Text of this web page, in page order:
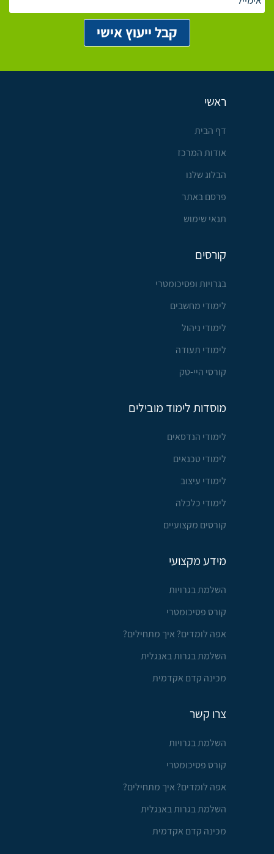
ראשי
דף הבית
אודות המרכז
הבלוג שלנו
פרסם באתר
תנאי שימוש
קורסים
בגרויות ופסיכומטרי
לימודי מחשבים
לימודי ניהול
לימודי תעודה
קורסי היי-טק
מוסדות לימוד מובילים
לימודי הנדסאים
לימודי טכנאים
לימודי עיצוב
לימודי כלכלה
קורסים מקצועיים
מידע מקצועי
השלמת בגרויות
קורס פסיכומטרי
אפה לומדים? איך מתחילים?
השלמת בגרות באנגלית
מכינה קדם אקדמית
צרו קשר
השלמת בגרויות
קורס פסיכומטרי
אפה לומדים? איך מתחילים?
השלמת בגרות באנגלית
מכינה קדם אקדמית